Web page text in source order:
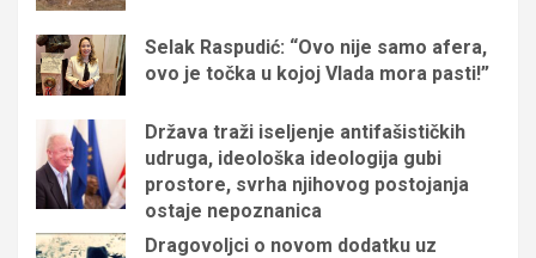
Selak Raspudić: “Ovo nije samo afera,
ovo je točka u kojoj Vlada mora pasti!”
Država traži iseljenje antifašističkih
udruga, ideološka ideologija gubi
prostore, svrha njihovog postojanja
ostaje nepoznanica
Dragovoljci o novom dodatku uz